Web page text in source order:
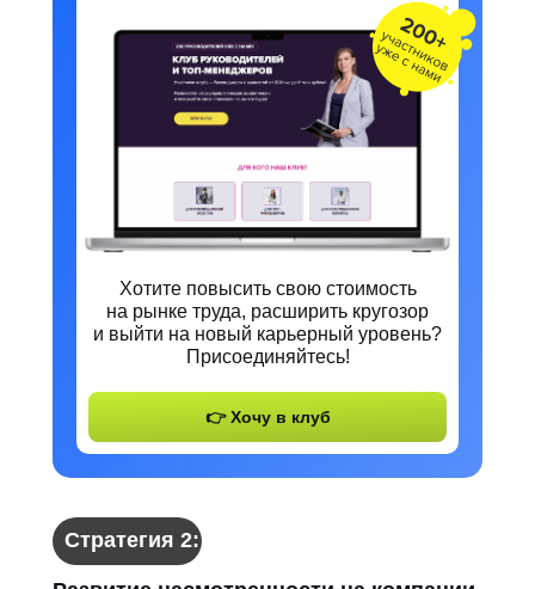
Хотите повысить свою стоимость
на рынке труда, расширить кругозор
и выйти на новый карьерный уровень?
Присоединяйтесь!
👉 Хочу в клуб
Стратегия 2: